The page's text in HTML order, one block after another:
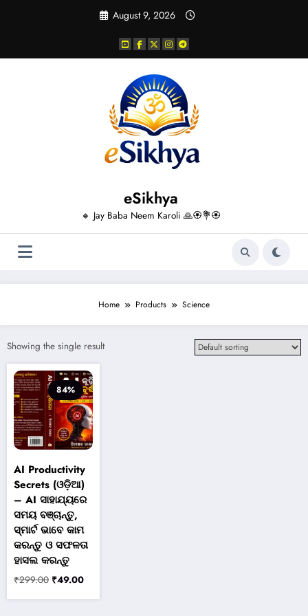
August 9, 2026
eSikhya
🔸 Jay Baba Neem Karoli 🙏🏵️💐🏵️
Home Products Science
Showing the single result
84%
AI Productivity
Secrets (ଓଡ଼ିଆ)
– AI ସାହାଯ୍ୟରେ
ସମୟ ବଞ୍ଚାନ୍ତୁ,
ସ୍ମାର୍ଟ ଭାବେ କାମ
କରନ୍ତୁ ଓ ସଫଳତା
ହାସଲ କରନ୍ତୁ
₹299.00 Original
₹49.00Current